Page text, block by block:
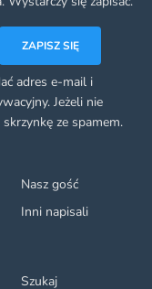
Nasz gość
Inni napisali
Szukaj
ZAPISZ SIĘ
adres e-mail i
Jeżeli nie
ze spamem.